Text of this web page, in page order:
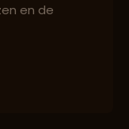
en de